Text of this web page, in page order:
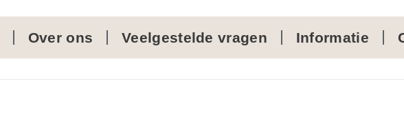
Over ons Veelgestelde vragen Informatie